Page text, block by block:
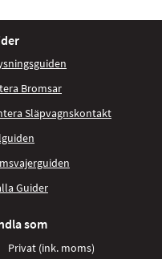
Bromsar
Släpvagnskontakt
Guider
som
Privat (ink. moms)